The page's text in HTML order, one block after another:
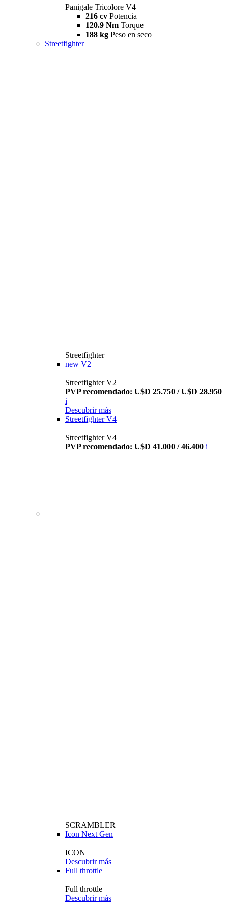
Panigale Tricolore V4
216 cv Potencia
120.9 Nm Torque
188 kg Peso en seco
Streetfighter
Streetfighter
new V2
Streetfighter V2
PVP recomendado: U$D 25.750 / U$D 28.950
i
Descubrir más
Streetfighter V4
Streetfighter V4
PVP recomendado: U$D 41.000 / 46.400 i
SCRAMBLER
Icon Next Gen
ICON
Descubrir más
Full throttle
Full throttle
Descubrir más